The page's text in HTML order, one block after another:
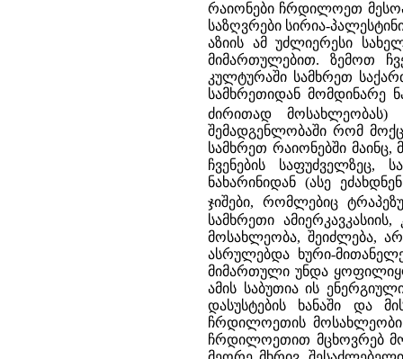
რაიონები ჩრდილოეთ
საზღვრები სირია-
აზიის ამ უძლიერესი
მიმართულებით. ზემოთ
კულტურაში სამხრეთ
სამხრეთიდან მომდინარე
ძირითად მოსახლეობას)
შემადგენლობაში რომ
სამხრეთ რაიონებში
ჩვენების საფუძველზეც,
ნახარინიდან (ასე
ჯიშები, რომლებიც
სამხრეთი
მოსახლეობა, შეიძლება,
ასრულებდა ხური-
მიმართული უნდა
ამის საბუთია ის
დასუსტების ხანაში და
ჩრდილოეთის
ჩრდილოეთით მცხოვრებ